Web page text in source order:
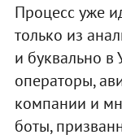
Процесс уже
только из
и буквально в
операторы,
компании и
боты,